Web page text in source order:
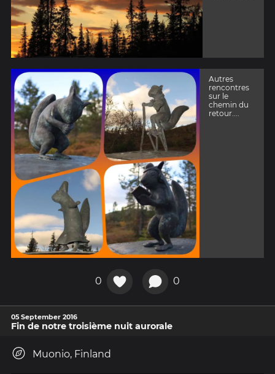
Autres
rencontres
sur le
chemin du
retour....
0 0
05 September 2016
Fin de notre troisième nuit aurorale
Muonio, Finland